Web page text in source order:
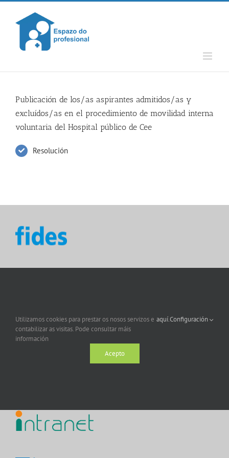
Skip
content
Publicación de los/as aspirantes admitidos/as y
excluídos/as en el procedimiento de movilidad interna
voluntaria del Hospital público de Cee
Resolución
Utilizamos cookies para prestar os nosos servizos e
contabilizar as visitas. Pode consultar máis
información
aquí.Configuración
Acepto